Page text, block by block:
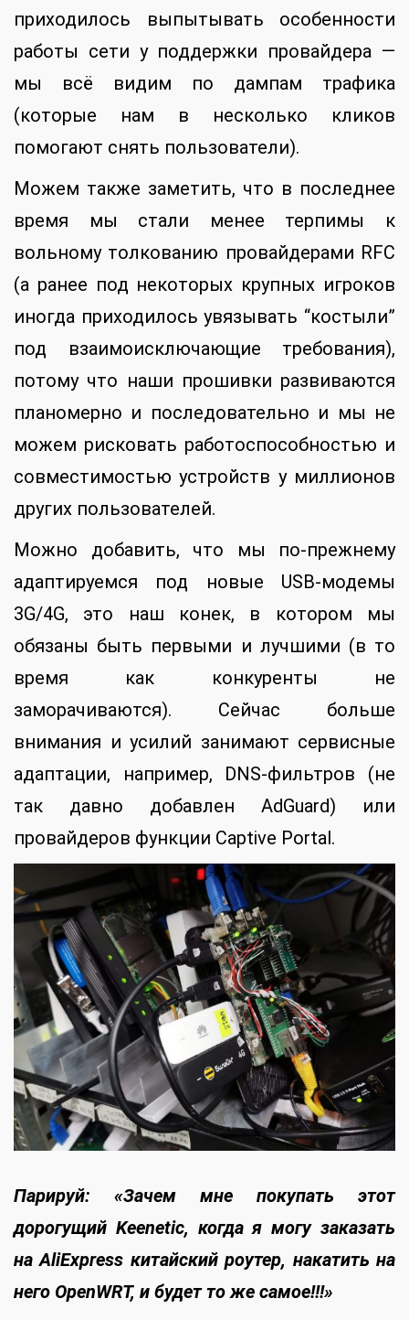
приходилось выпытывать особенности
работы сети у поддержки провайдера —
мы всё видим по дампам трафика
(которые нам в несколько кликов
помогают снять пользователи).
Можем также заметить, что в последнее
время мы стали менее терпимы к
вольному толкованию провайдерами RFC
(а ранее под некоторых крупных игроков
иногда приходилось увязывать “костыли”
под взаимоисключающие требования),
потому что наши прошивки развиваются
планомерно и последовательно и мы не
можем рисковать работоспособностью и
совместимостью устройств у миллионов
других пользователей.
Можно добавить, что мы по-прежнему
адаптируемся под новые USB-модемы
3G/4G, это наш конек, в котором мы
обязаны быть первыми и лучшими (в то
время как конкуренты не
заморачиваются). Сейчас больше
внимания и усилий занимают сервисные
адаптации, например, DNS-фильтров (не
так давно добавлен AdGuard) или
провайдеров функции Captive Portal.
Парируй: «Зачем мне покупать этот
дорогущий Keenetic, когда я могу заказать
наAliExpress китайский роутер, накатить на
него OpenWRT, и будет то же самое!!!»